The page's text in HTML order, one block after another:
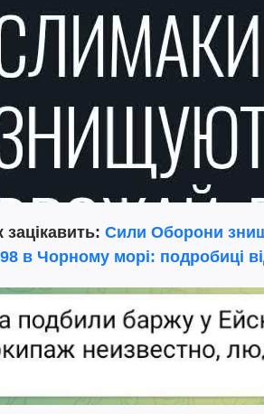
Сили Оборони
в Чорному морі: подробиці